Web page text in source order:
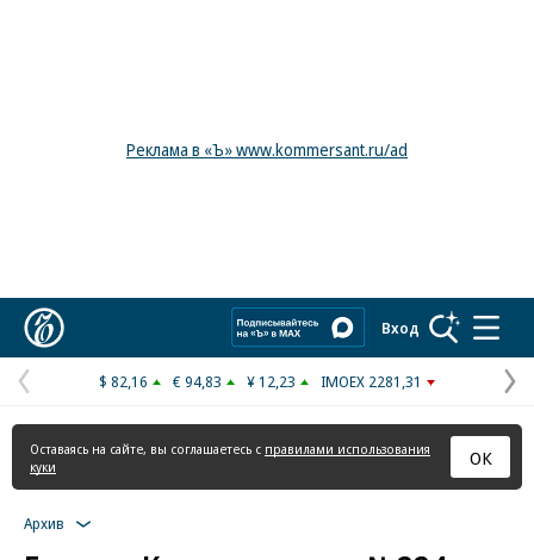
Реклама в «Ъ» www.kommersant.ru/ad
Вход
Предыдущая
страница
$ 82,16 € 94,83 ¥ 12,23 IMOEX 2281,31
Оставаясь на сайте, вы соглашаетесь с правилами использования
куки
ОК
Архив